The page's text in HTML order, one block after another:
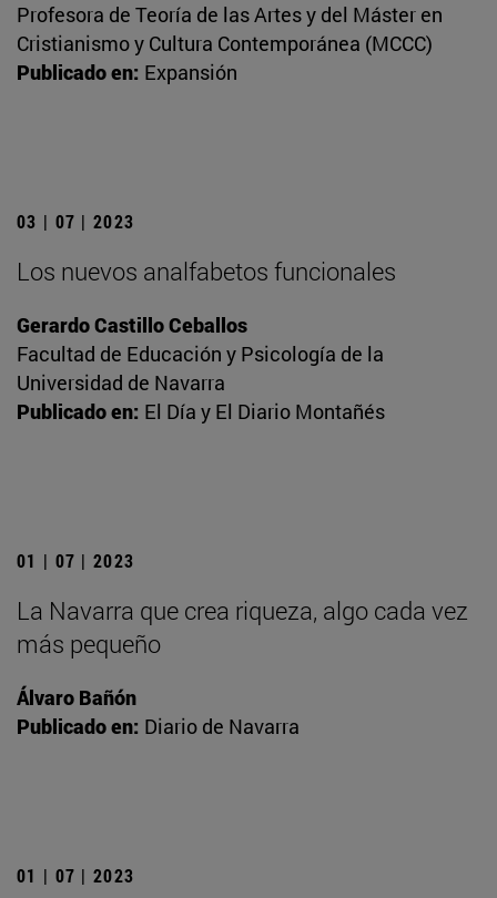
Profesora de Teoría de las Artes y del Máster en
Cristianismo y Cultura Contemporánea (MCCC)
Publicado en: Expansión
03 | 07 | 2023
Los nuevos analfabetos funcionales
Gerardo Castillo Ceballos
Facultad de Educación y Psicología de la
Universidad de Navarra
Publicado en: El Día y El Diario Montañés
01 | 07 | 2023
La Navarra que crea riqueza, algo cada vez
más pequeño
Álvaro Bañón
Publicado en: Diario de Navarra
01 | 07 | 2023